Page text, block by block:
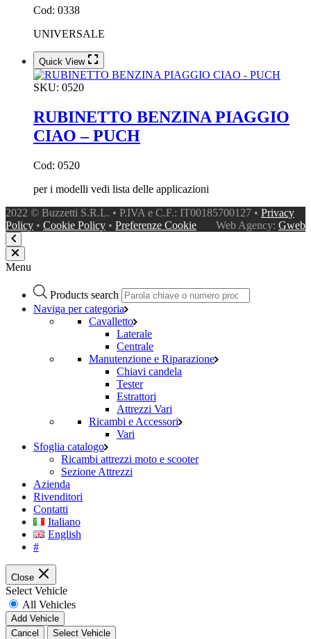
Cod: 0338
UNIVERSALE
Quick View
SKU: 0520
RUBINETTO BENZINA PIAGGIO
CIAO – PUCH
Cod: 0520
per i modelli vedi lista delle applicazioni
2022 © Buzzetti S.R.L. • P.IVA e C.F.: IT00185700127 • Privacy
Policy • Cookie Policy • Preferenze Cookie Web Agency: Gweb
Menu
Products search
Naviga per categoria
Cavalletto
Laterale
Centrale
Manutenzione e Riparazione
Chiavi candela
Tester
Estrattori
Attrezzi Vari
Ricambi e Accessori
Vari
Sfoglia catalogo
Ricambi attrezzi moto e scooter
Sezione Attrezzi
Azienda
Rivenditori
Contatti
Italiano
English
#
Close
Select Vehicle
All Vehicles
Add Vehicle
Cancel
Select Vehicle